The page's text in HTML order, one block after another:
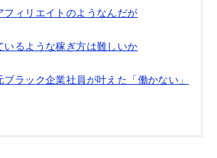
フィリエイトのようなんだが
いるような稼ぎ方は難しいか
ブラック企業社員が叶えた「働かない」